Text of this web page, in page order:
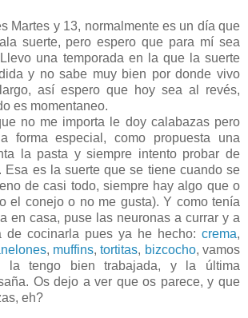
Martes y 13, normalmente es un día que
suerte, pero espero que para mí sea
una temporada en la que la suerte
y no sabe muy bien por donde vivo
así espero que hoy sea al revés,
es momentaneo.
no me importa le doy calabazas pero
forma especial, como propuesta una
la pasta y siempre intento probar de
Esa es la suerte que se tiene cuando se
de casi todo, siempre hay algo que o
el conejo o no me gusta). Y como tenía
en casa, puse las neuronas a currar y a
de cocinarla pues ya he hecho: crema,
, muffins,tortitas, bizcocho, vamos
la tengo bien trabajada, y la última
Os dejo a ver que os parece, y que
eh?